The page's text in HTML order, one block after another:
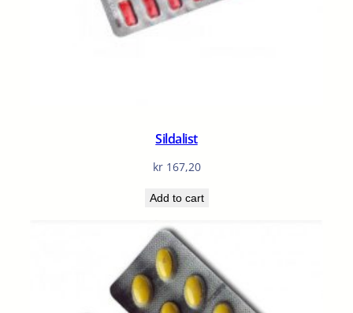
Sildalist
kr167,20
Add to cart